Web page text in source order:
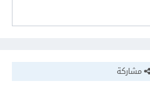
مشاركة